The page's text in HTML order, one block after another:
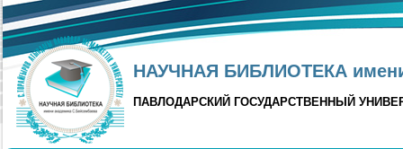
НАУЧНАЯ БИБЛИОТЕКА
ПАВЛОДАРСКИЙ ГОСУДАРСТВЕННЫЙ